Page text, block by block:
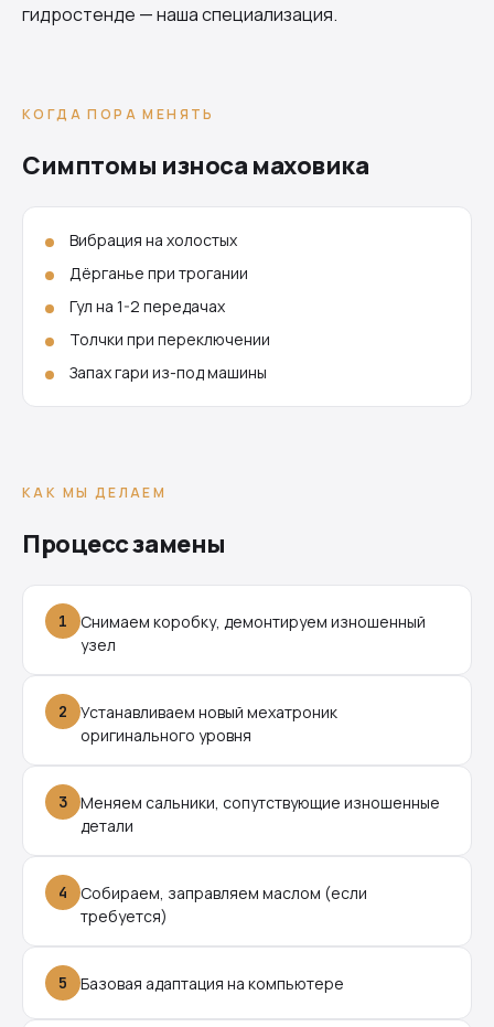
гидростенде — наша специализация.
КОГДА ПОРА МЕНЯТЬ
Симптомы износа маховика
Вибрация на холостых
Дёрганье при трогании
Гул на 1-2 передачах
Толчки при переключении
Запах гари из-под машины
КАК МЫ ДЕЛАЕМ
Процесс замены
1
Снимаем коробку, демонтируем изношенный
узел
2
Устанавливаем новый мехатроник
оригинального уровня
3
Меняем сальники, сопутствующие изношенные
детали
4
Собираем, заправляем маслом (если
требуется)
5 Базовая адаптация на компьютере